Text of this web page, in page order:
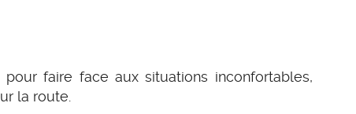
faire face aux situations inconfortables,
la route.